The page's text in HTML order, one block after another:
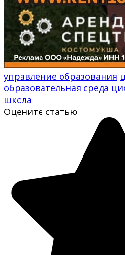
управление образования
образовательная среда
школа
Оцените статью